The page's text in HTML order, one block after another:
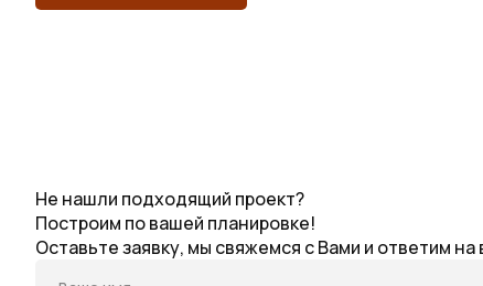
Не нашли подходящий проект?
Построим повашей планировке!
Оставьте заявку, мы свяжемся с Вами и ответим